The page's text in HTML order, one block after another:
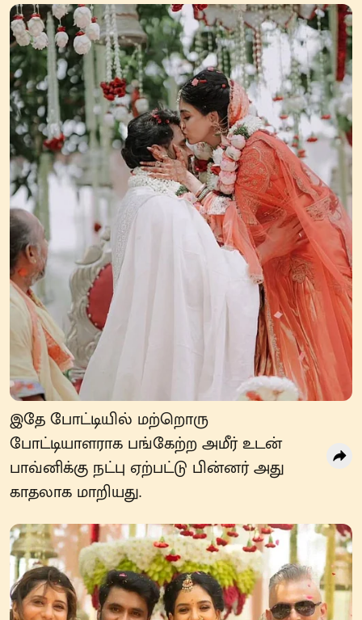
இதே போட்டியில் மற்றொரு
போட்டியாளராக பங்கேற்ற அமீர் உடன்
பாவ்னிக்கு நட்பு ஏற்பட்டு பின்னர் அது
காதலாக மாறியது.